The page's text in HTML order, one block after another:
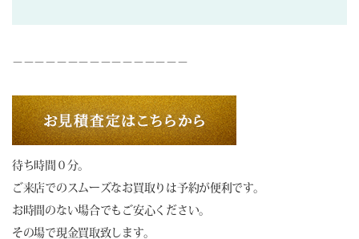
－－－－－－－－－－－－－－－－
待ち時間０分。
ご来店でのスムーズなお買取りは予約が便利です。
お時間のない場合でもご安心ください。
その場で現金買取致します。